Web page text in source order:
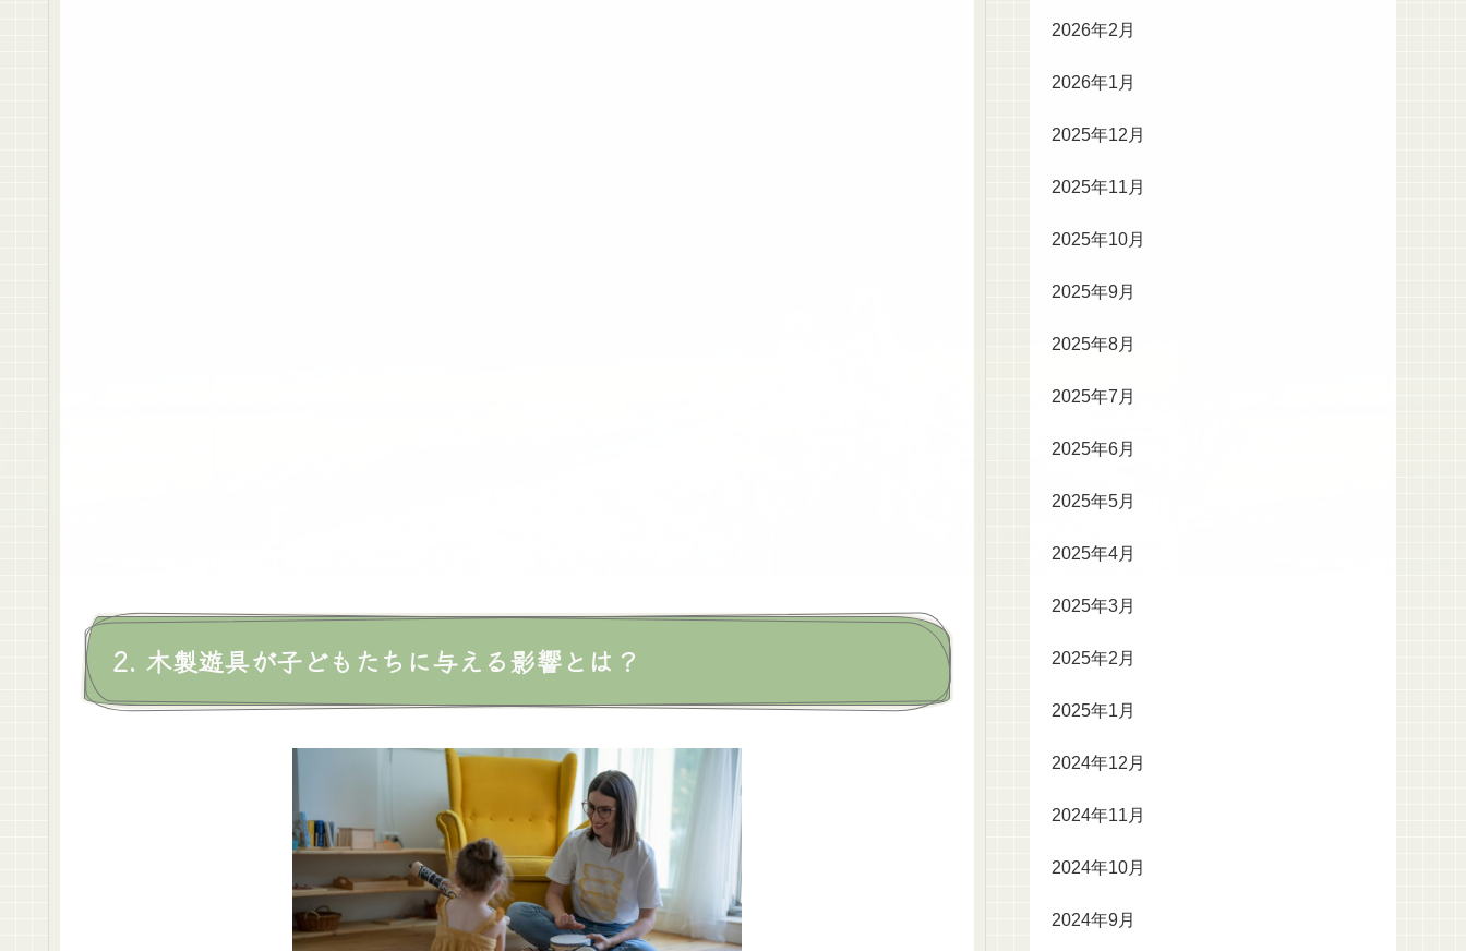
解し、自然環境の保護に対する意識を高めることができます。
3. 木製遊具を活用した環境教育の実践方法と効果
2026年2月
2026年1月
2025年12月
2025年11月
2025年10月
2025年9月
2025年8月
2025年7月
2025年6月
2025年5月
2025年4月
2025年3月
2025年2月
2025年1月
2024年12月
2024年11月
2024年10月
2024年9月